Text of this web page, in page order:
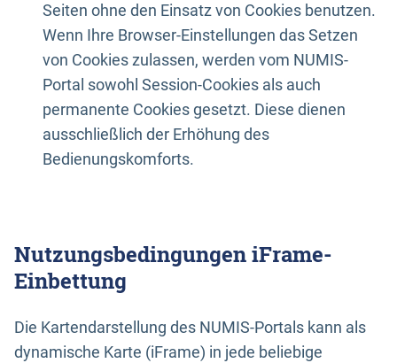
Seiten ohne den Einsatz von Cookies benutzen.
Wenn Ihre Browser-Einstellungen das Setzen
von Cookies zulassen, werden vom NUMIS-
Portal sowohl Session-Cookies als auch
permanente Cookies gesetzt. Diese dienen
ausschließlich der Erhöhung des
Bedienungskomforts.
Nutzungsbedingungen iFrame-
Einbettung
Die Kartendarstellung des NUMIS-Portals kann als
dynamische Karte (iFrame) in jede beliebige